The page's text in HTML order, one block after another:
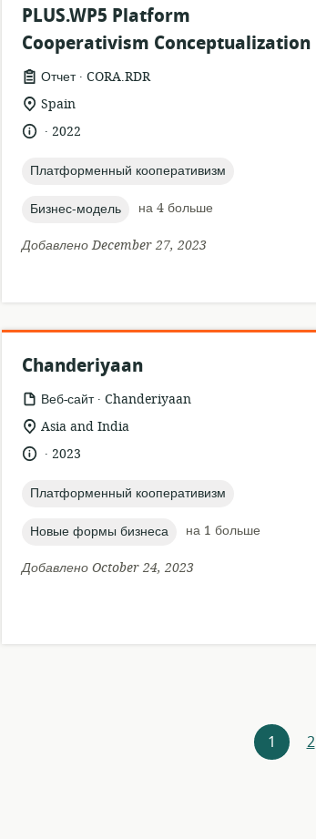
PLUS.WP5 Platform
Cooperativism Conceptualization
формат
ресурса:
Отчет .
издатель:
CORA.RDR
актуальное
местонахождение:
Spain
язык:
.
опубликовано
2022
topic:
Платформенный кооперативизм
topic:
Бизнес-модель
на 4 больше
Добавлено December 27, 2023
Chanderiyaan
формат
ресурса:
Веб-сайт .
издатель:
Chanderiyaan
актуальное
местонахождение:
Asia and India
язык:
.
опубликовано
2023
topic:
Платформенный кооперативизм
topic:
Новые формы бизнеса
на 1 больше
Добавлено October 24, 2023
1 2